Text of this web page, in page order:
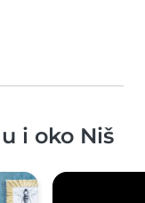
i oko Niš